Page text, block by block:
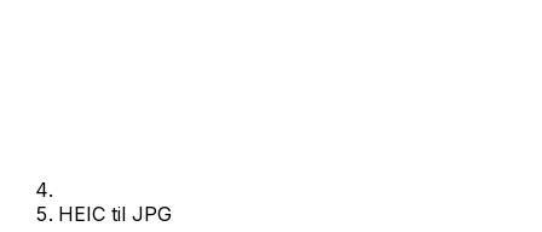
HEIC til JPG